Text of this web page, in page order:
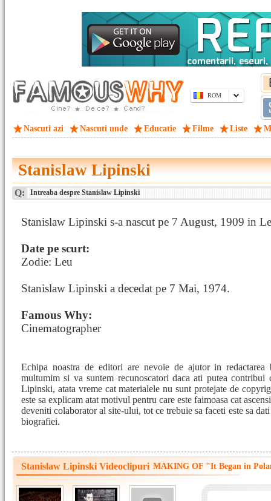
ROM
Nascuti azi Nascuti unde Educatie Filme Liste
Stanislaw Lipinski
Q: Intreaba despre Stanislaw Lipinski
Stanislaw Lipinski s-a nascut pe 7 August, 1909 in
Date pe scurt:
Zodie: Leu
Stanislaw Lipinski a decedat pe 7 Mai, 1974.
Famous Why:
Cinematographer
Echipa noastra de editori are nevoie de ajutor in
multumim si va suntem recunoscatori daca ati putea
Lipinski, atata vreme cat materialele nu sunt protejate de
este sa explicam atat motivul pentru care este faimoasa cat
deveniti colaborator al site-ului, tot ce trebuie sa faceti este sa
biografiei.
Stanislaw Lipinski Videoclipuri MAKING OF "It Began in